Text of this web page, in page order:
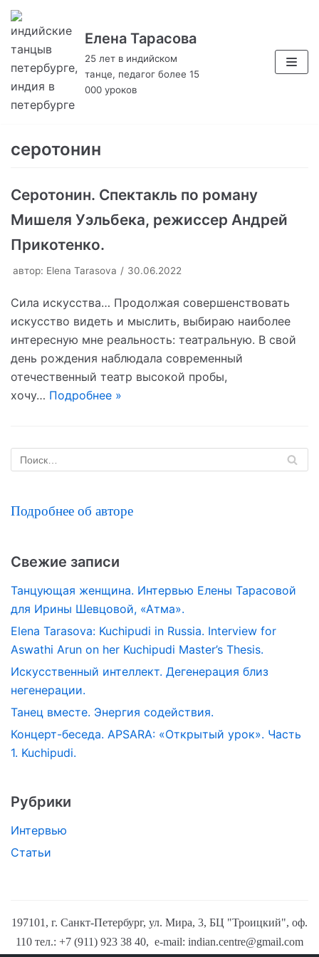
Перейти
к
содержимому
Елена Тарасова
25 лет в индийском
танце, педагог более 15
000 уроков
серотонин
Серотонин. Спектакль по роману
Мишеля Уэльбека, режиссер Андрей
Прикотенко.
автор: Elena Tarasova 30.06.2022
Сила искусства… Продолжая совершенствовать
искусство видеть и мыслить, выбираю наиболее
интересную мне реальность: театральную. В свой
день рождения наблюдала современный
отечественный театр высокой пробы,
хочу… Подробнее »
Подробнее об авторе
Свежие записи
Танцующая женщина. Интервью Елены Тарасовой
для Ирины Шевцовой, «Атма».
Elena Tarasova: Kuchipudi in Russia. Interview for
Aswathi Arun on her Kuchipudi Master’s Thesis.
Искусственный интеллект. Дегенерация близ
негенерации.
Танец вместе. Энергия содействия.
Концерт-беседа. APSARA: «Открытый урок». Часть
1. Kuchipudi.
Рубрики
Интервью
Статьи
197101, г. Санкт-Петербург, ул. Мира, 3, БЦ "Троицкий", оф.
110 тел.: +7 (911) 923 38 40, e-mail: indian.centre@gmail.com